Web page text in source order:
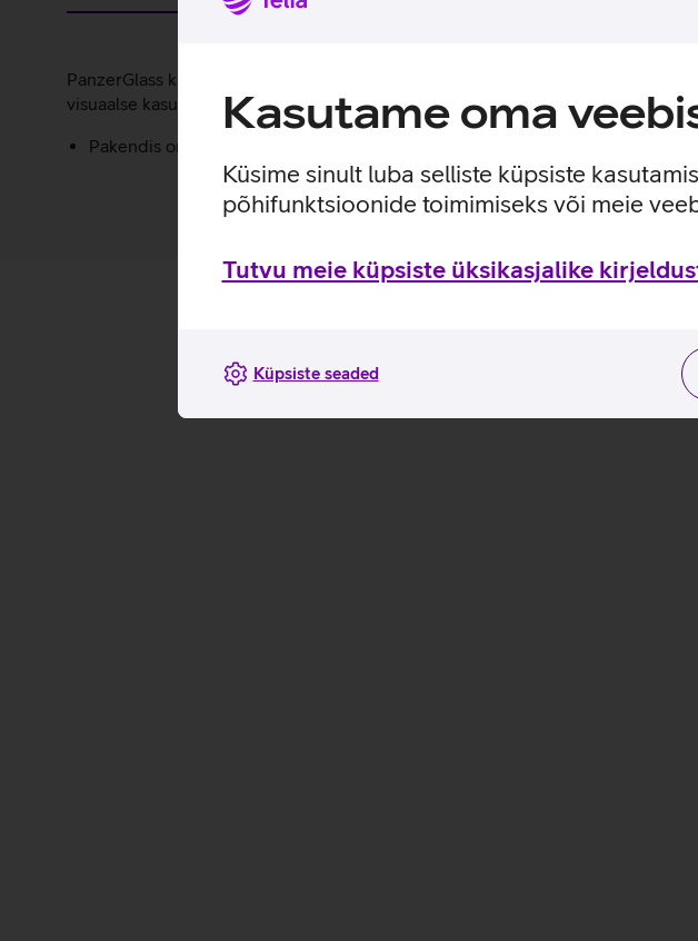
Kasutame oma
Küsime sinult luba selliste küpsiste
põhifunktsioonide toimimiseks või meie
Tutvu meie küpsiste üksikasjalike
Küpsiste seaded
Lisainfo
PanzerGlass kaitseklaas on loodud, et kaitsta telefoni ekraani kriimustuste ja
visuaalse kasutuskogemuse.
Pakendis on kaasas raam, mis teeb koduse kaitseklaasi paigalduse